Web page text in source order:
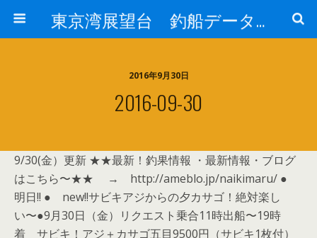
東京湾展望台 釣船データーベース
2016年9月30日
2016-09-30
9/30(金）更新 ★★最新！釣果情報 ・最新情報・ブログ
はこちら〜★★ → http://ameblo.jp/naikimaru/ ●
明日!! ● new!!サビキアジからの夕カサゴ！絶対楽し
い〜●9月30日（金）リクエスト乗合11時出船〜19時
着 サビキ！アジ＋カサゴ五目9500円（サビキ1枚付）